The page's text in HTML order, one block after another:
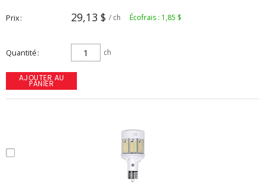
Prix 29,13 $ / ch Écofrais : 1,85 $
Quantité ch
AJOUTER AU
PANIER